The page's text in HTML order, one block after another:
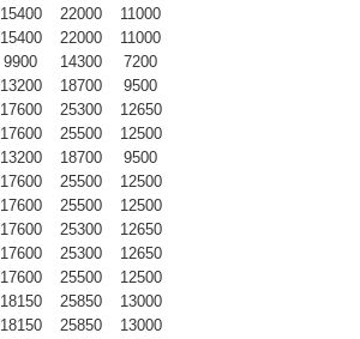
15400 22000
11000
15400 22000
11000
9900 14300
7200
13200 18700
9500
17600 25300
12650
17600 25500
12500
13200 18700
9500
17600 25500
12500
17600 25500
12500
17600 25300
12650
17600 25300
12650
17600 25500
12500
18150 25850
13000
18150 25850
13000